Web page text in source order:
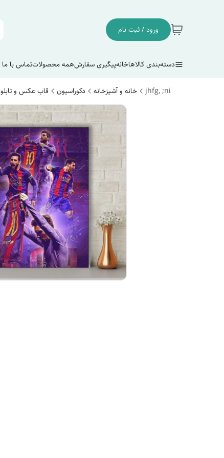
ورود / ثبت نام
دسته‌بندی کالاهاخانهپیگیری سفارشهمه محصولاتتماس با ما
jhfg, ;ni خانه و آشپزخانه دکوراسیون قاب عکس و تابلو